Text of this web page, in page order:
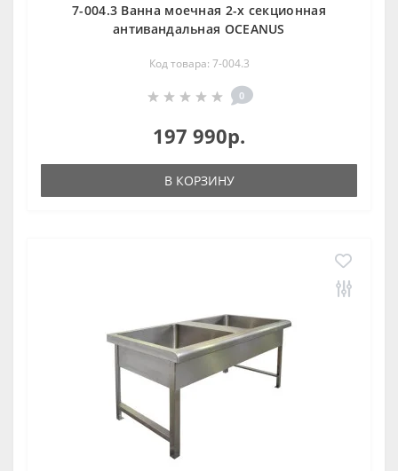
7-004.3 Ванна моечная 2-х секционная
антивандальная OCEANUS
Код товара: 7-004.3
0
197 990р.
В КОРЗИНУ